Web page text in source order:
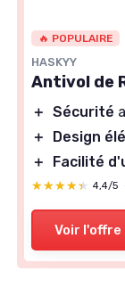
🔥 POPULAIRE
HASKYY
Antivol de
＋ Sécurité
＋
Design
＋
Facilité
★★★★★
★★★★★ 4,4/5
Voir l'offre